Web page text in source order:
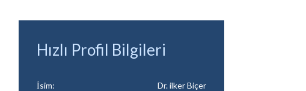
Hızlı Profil Bilgileri
İsim: Dr. ilker Biçer